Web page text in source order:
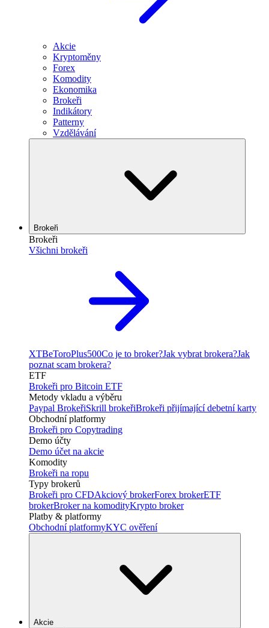
Akcie
Kryptoměny
Forex
Komodity
Ekonomika
Brokeři
Indikátory
Patterny
Vzdělávání
Brokeři
Brokeři
Všichni brokeři
XTBeToroPlus500Co je to broker?Jak vybrat brokera?Jak
poznat scam brokera?
ETF
Brokeři pro Bitcoin ETF
Metody vkladu a výběru
Paypal BrokeřiSkrill brokeřiBrokeři přijímající debetní karty
Obchodní platformy
Brokeři pro Copytrading
Demo účty
Demo účet na akcie
Komodity
Brokeři na ropu
Typy brokerů
Brokeři pro CFDAkciový brokerForex brokerETF
brokerBroker na komodityKrypto broker
Platby & platformy
Obchodní platformyKYC ověření
Akcie